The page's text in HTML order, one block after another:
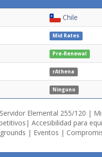
Chile
Mid Rates
Pre-Renewal
rAthena
Ninguno
Elemental 255/120 |
Accesibilidad para
| Eventos |